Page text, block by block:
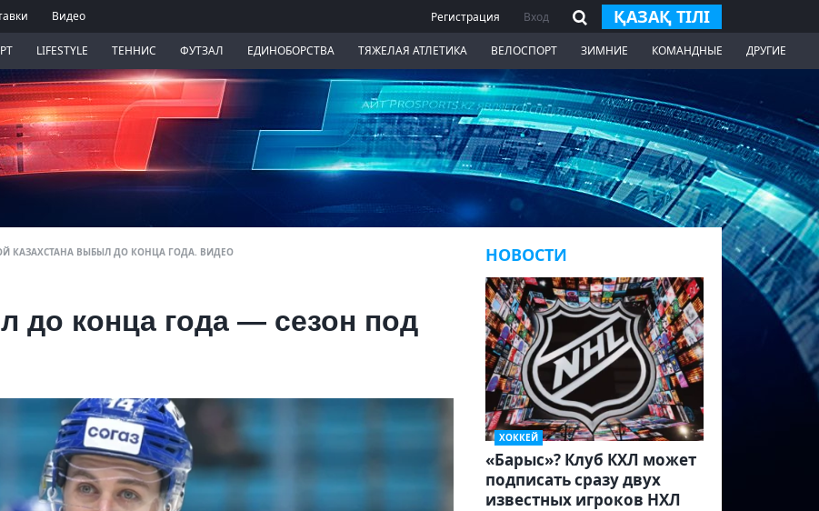
Видео Регистрация Вход ҚАЗАҚ ТІЛІ
LIFESTYLE ТЕННИС ФУТЗАЛ ЕДИНОБОРСТВА ТЯЖЕЛАЯ АТЛЕТИКА ВЕЛОСПОРТ ЗИМНИЕ КОМАНДНЫЕ ДРУГИЕ
КАЗАХСТАНА ВЫБЫЛ ДО КОНЦА ГОДА. ВИДЕО
до конца года — сезон под
НОВОСТИ
ХОККЕЙ
«Барыс»? Клуб КХЛ может
подписать сразу двух
известных игроков НХЛ